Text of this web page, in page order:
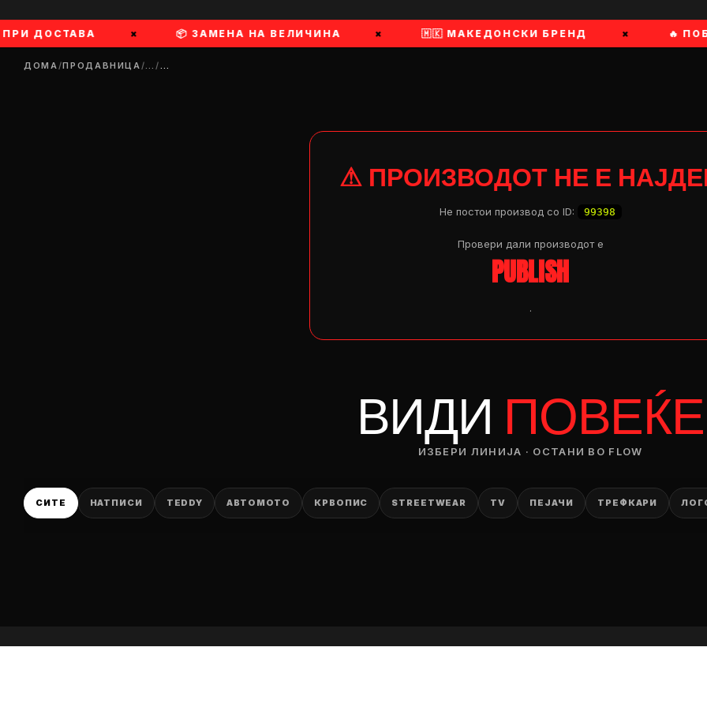
ДОСТАВА × 📦 ЗАМЕНА НА ВЕЛИЧИНА × 🇲🇰 МАКЕДОНСКИ БРЕНД × 🔥
ДОМА/ПРОДАВНИЦА/…/…
⚠ ПРОИЗВОДОТ НЕ Е
Не постои производ со ID: 99398
Провери дали производот e
PUBLISH
.
ВИДИ ПОВЕЌЕ
ИЗБЕРИ ЛИНИЈА · ОСТАНИ ВО FLOW
СИТЕ НАТПИСИ TEDDY АВТОМОТО КРВОПИС STREETWEAR TV ПЕЈАЧИ ТРЕФКАРИ
DROP 04
— ден
ИЗБЕРИ ОПЦИЈА